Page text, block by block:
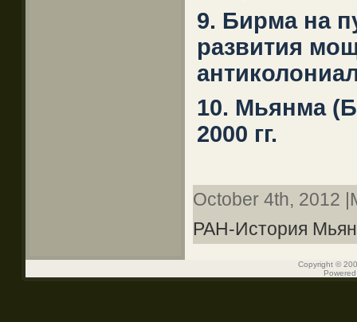
9. Бирма на
развития
10. Мьянма
2000 гг.
October 4th, 2012
РАН-История
Copyright ©